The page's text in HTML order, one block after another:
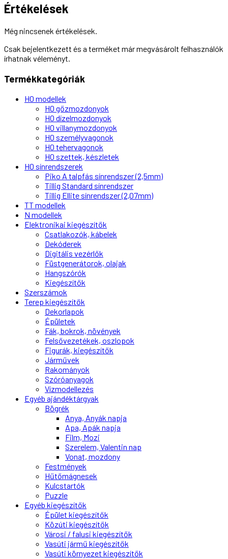
Értékelések
Még nincsenek értékelések.
Csak bejelentkezett és a terméket már megvásárolt felhasználók
írhatnak véleményt.
Termékkategóriák
H0 modellek
H0 gőzmozdonyok
H0 dízelmozdonyok
H0 villanymozdonyok
H0 személyvagonok
H0 tehervagonok
H0 szettek, készletek
H0 sínrendszerek
Piko A talpfás sínrendszer (2,5mm)
Tillig Standard sínrendszer
Tillig Ellite sínrendszer (2,07mm)
TT modellek
N modellek
Elektronikai kiegészítők
Csatlakozók, kábelek
Dekóderek
Digitális vezérlők
Füstgenerátorok, olajak
Hangszórók
Kiegészítők
Szerszámok
Terep kiegészítők
Dekorlapok
Épületek
Fák, bokrok, növények
Felsővezetékek, oszlopok
Figurák, kiegészítők
Járművek
Rakományok
Szóróanyagok
Vízmodellezés
Egyéb ajándéktárgyak
Bögrék
Anya, Anyák napja
Apa, Apák napja
Film, Mozi
Szerelem, Valentin nap
Vonat, mozdony
Festmények
Hűtőmágnesek
Kulcstartók
Puzzle
Egyéb kiegészítők
Épület kiegészítők
Közúti kiegészítők
Városi / falusi kiegészítők
Vasúti jármű kiegészítők
Vasúti környezet kiegészítők